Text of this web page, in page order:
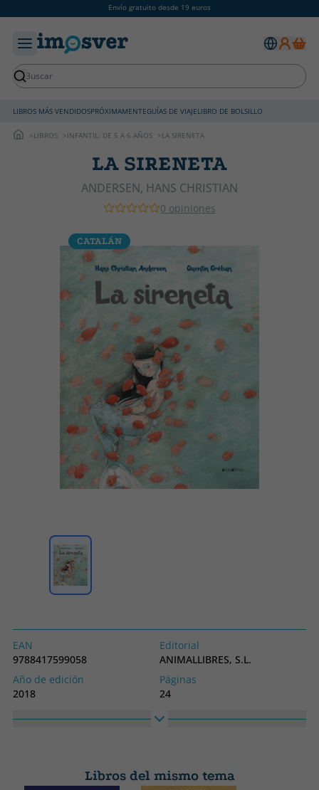
Envío gratuito desde 19 euros
LIBROS MÁS VENDIDOSPRÓXIMAMENTEGUÍAS DE VIAJELIBRO DE BOLSILLO
LIBROS INFANTIL: DE 5 A 6 AÑOS LA SIRENETA
LA SIRENETA
ANDERSEN, HANS CHRISTIAN
0 opiniones
CATALÁN
EAN
9788417599058
Editorial
ANIMALLIBRES, S.L.
Año de edición
2018
Páginas
24
Idioma
Libros del mismo tema